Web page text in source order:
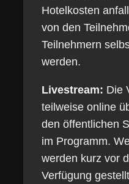
Hotelkosten
von den
Teilnehmern
werden.
Livestream: Die
teilweise online
den öffentlichen
im Programm.
werden kurz vor
Verfügung